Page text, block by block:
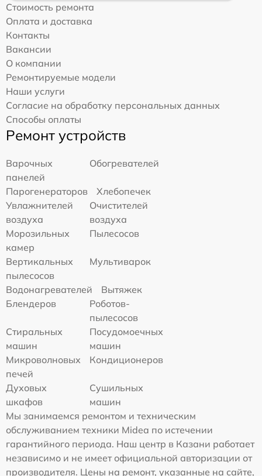
Стоимость ремонта
Оплата и доставка
Контакты
Вакансии
О компании
Ремонтируемые модели
Наши услуги
Согласие на обработку персональных данных
Способы оплаты
Ремонт устройств
Варочных
панелей
Обогревателей
Парогенераторов
Хлебопечек
Увлажнителей
воздуха
Очистителей
воздуха
Морозильных
камер
Пылесосов
Вертикальных
пылесосов
Мультиварок
Водонагревателей
Вытяжек
Блендеров
Роботов-
пылесосов
Стиральных
машин
Посудомоечных
машин
Микроволновых
печей
Кондиционеров
Духовых
шкафов
Сушильных
машин
Мы занимаемся ремонтом и техническим
обслуживанием техники Midea по истечении
гарантийного периода. Наш центр в Казани работает
независимо и не имеет официальной авторизации от
производителя. Цены на ремонт, указанные на сайте,